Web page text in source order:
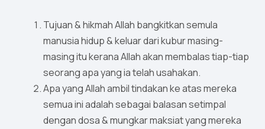
Tujuan & hikmah Allah bangkitkan semula
manusia hidup & keluar dari kubur masing-
masing itu kerana Allah akan membalas tiap-tiap
seorang apa yang ia telah usahakan.
Apa yang Allah ambil tindakan ke atas mereka
semua ini adalah sebagai balasan setimpal
dengan dosa & mungkar maksiat yang mereka